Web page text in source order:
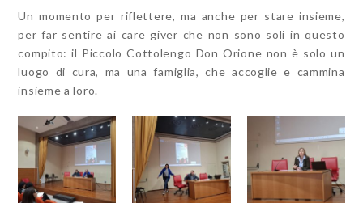
Un momento per riflettere, ma anche per stare insieme,
per far sentire ai care giver che non sono soli in questo
compito: il Piccolo Cottolengo Don Orione non è solo un
luogo di cura, ma una famiglia, che accoglie e cammina
insieme a loro.